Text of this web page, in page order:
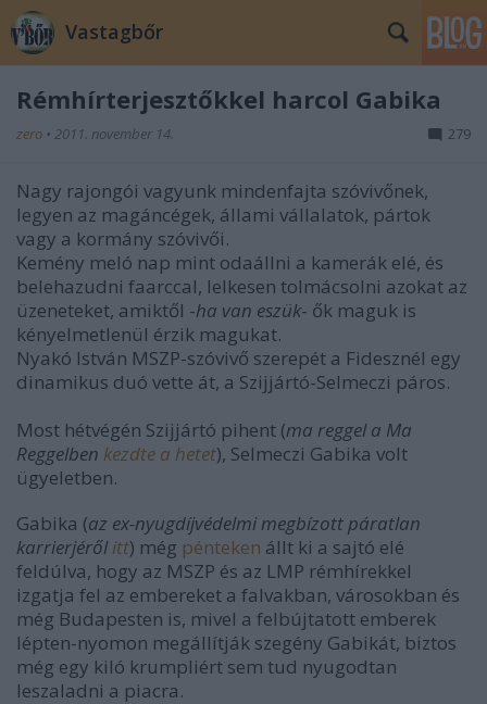
Vastagbőr
Rémhírterjesztőkkel harcol Gabika
zero • 2011. november 14. 279
Nagy rajongói vagyunk mindenfajta szóvivőnek,
legyen az magáncégek, állami vállalatok, pártok
vagy a kormány szóvivői.
Kemény meló nap mint odaállni a kamerák elé, és
belehazudni faarccal, lelkesen tolmácsolni azokat az
üzeneteket, amiktől -ha van eszük- ők maguk is
kényelmetlenül érzik magukat.
Nyakó István MSZP-szóvivő szerepét a Fidesznél egy
dinamikus duó vette át, a Szijjártó-Selmeczi páros.
Most hétvégén Szijjártó pihent (ma reggel a Ma
Reggelben kezdte a hetet), Selmeczi Gabika volt
ügyeletben.
Gabika (az ex-nyugdíjvédelmi megbízott páratlan
karrierjérőlitt) még pénteken állt ki a sajtó elé
feldúlva, hogy az MSZP és az LMP rémhírekkel
izgatja fel az embereket a falvakban, városokban és
még Budapesten is, mivel a felbújtatott emberek
lépten-nyomon megállítják szegény Gabikát, biztos
még egy kiló krumpliért sem tud nyugodtan
leszaladni a piacra.